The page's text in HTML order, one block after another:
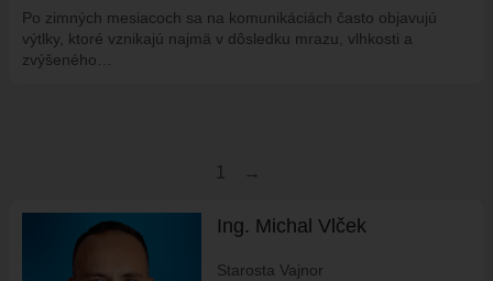
Po zimných mesiacoch sa na komunikáciách často objavujú
výtlky, ktoré vznikajú najmä v dôsledku mrazu, vlhkosti a
zvýšeného…
1 →
Ing. Michal Vlček
Starosta Vajnor